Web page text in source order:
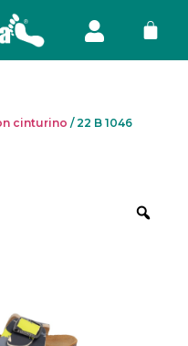
cinturino / 22 B 1046